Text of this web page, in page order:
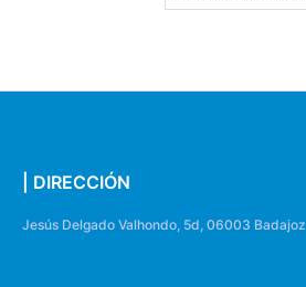
| DIRECCIÓN
Jesús Delgado Valhondo, 5d, 06003 Badajoz